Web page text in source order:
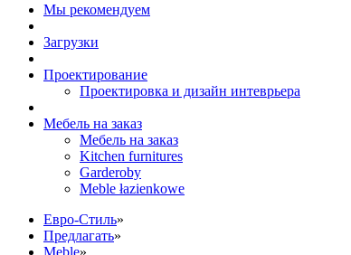
Мы рекомендуем
Загрузки
Проектирование
Проектировка и дизайн интеврьера
Мебель на заказ
Мебель на заказ
Kitchen furnitures
Garderoby
Meble łazienkowe
Eвро-Стиль»
Предлагать»
Meble»